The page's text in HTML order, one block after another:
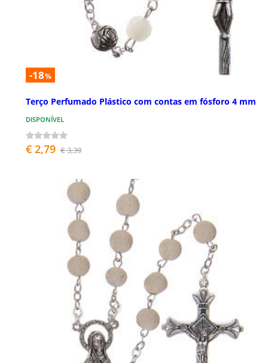
-18%
Terço Perfumado Plástico com contas em fósforo 4 mm
DISPONÍVEL
€ 2,79 € 3,39